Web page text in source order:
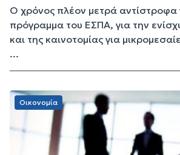
Ο χρόνος πλέον μετρά αντίστροφα
πρόγραμμα του ΕΣΠΑ, για την
και της καινοτομίας για
...
Οικονομία